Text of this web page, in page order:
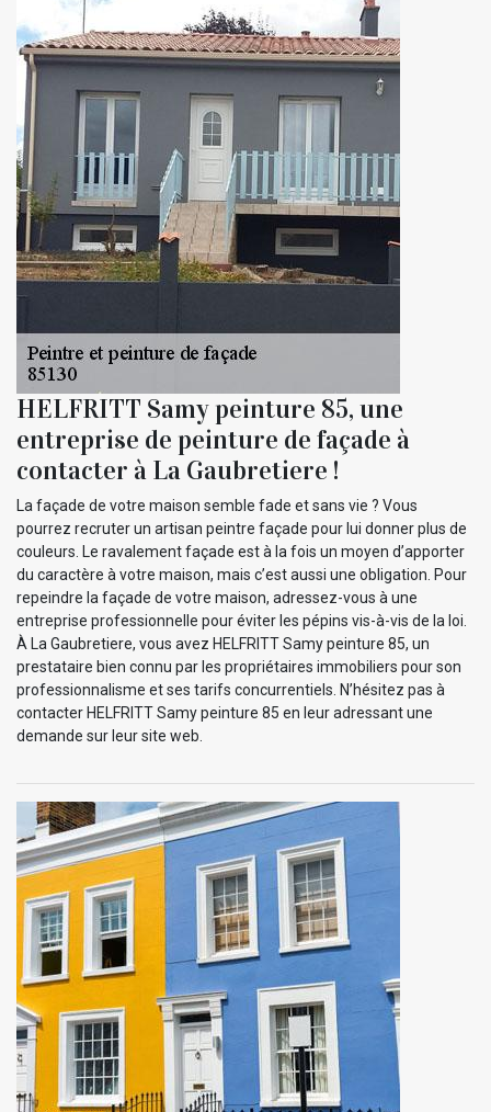
HELFRITT Samy peinture 85, une
entreprise de peinture de façade à
contacter à La Gaubretiere !
La façade de votre maison semble fade et sans vie ? Vous
pourrez recruter un artisan peintre façade pour lui donner plus de
couleurs. Le ravalement façade est à la fois un moyen d’apporter
du caractère à votre maison, mais c’est aussi une obligation. Pour
repeindre la façade de votre maison, adressez-vous à une
entreprise professionnelle pour éviter les pépins vis-à-vis de la loi.
À La Gaubretiere, vous avez HELFRITT Samy peinture 85, un
prestataire bien connu par les propriétaires immobiliers pour son
professionnalisme et ses tarifs concurrentiels. N’hésitez pas à
contacter HELFRITT Samy peinture 85 en leur adressant une
demande sur leur site web.